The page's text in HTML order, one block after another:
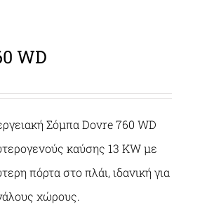
WD
Σόμπα Dovre 760 WD
καύσης 13 KW με
πόρτα στο πλάι, ιδανική για
χώρους.